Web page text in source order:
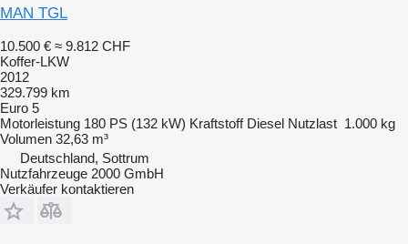
MAN TGL
10.500 € ≈ 9.812 CHF
Koffer-LKW
2012
329.799 km
Euro 5
Motorleistung 180 PS (132 kW) Kraftstoff Diesel Nutzlast 1.000 kg
Volumen 32,63 m³
Deutschland, Sottrum
Nutzfahrzeuge 2000 GmbH
Verkäufer kontaktieren